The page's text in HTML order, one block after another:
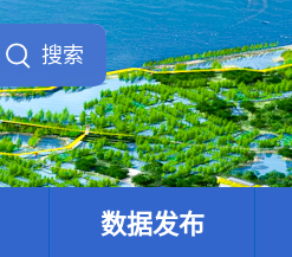
数据发布